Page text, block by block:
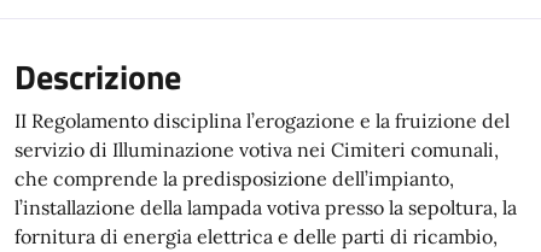
Descrizione
II Regolamento disciplina l’erogazione e la fruizione del
servizio di Illuminazione votiva nei Cimiteri comunali,
che comprende la predisposizione dell’impianto,
l’installazione della lampada votiva presso la sepoltura, la
fornitura di energia elettrica e delle parti di ricambio,